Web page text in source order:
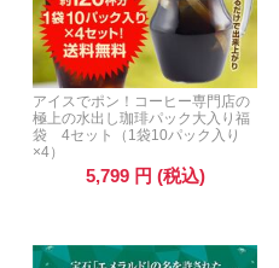
アイスでポン！コーヒー専門店の
極上の水出し珈琲パック大入り福
袋 4セット（1袋10パック入り
×4）
5,799 円 (税込)